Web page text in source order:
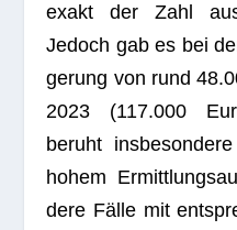
exakt der Zahl
Jedoch gab es bei
ge­rung von rund
2023 (117.000
beruht
hohem
dere Fälle mit